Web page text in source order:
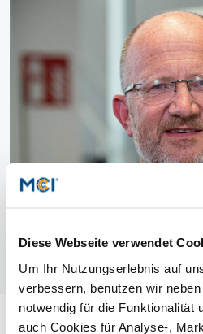
Diese Webseite verwendet
Um Ihr Nutzungserlebnis auf
verbessern, benutzen wir
notwendig für die Funktionalität
auch Cookies für Analyse-,